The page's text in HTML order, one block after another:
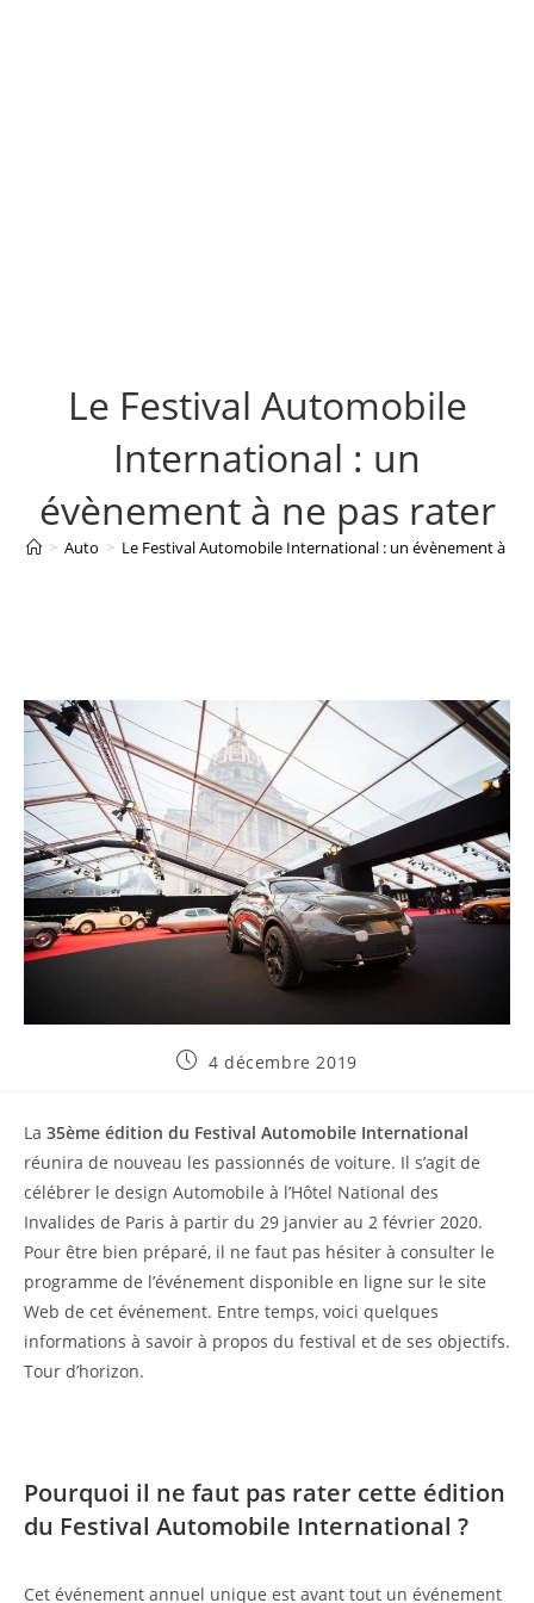
Le Festival Automobile
International : un
évènement à ne pas rater
> Auto > Le Festival Automobile International : un évènement à ne
Publication
4 décembre 2019
La 35ème édition du Festival Automobile International
réunira de nouveau les passionnés de voiture. Il s’agit de
célébrer le design Automobile à l’Hôtel National des
Invalides de Paris à partir du 29 janvier au 2 février 2020.
Pour être bien préparé, il ne faut pas hésiter à consulter le
programme de l’événement disponible en ligne sur le site
Web de cet événement. Entre temps, voici quelques
informations à savoir à propos du festival et de ses objectifs.
Tour d’horizon.
Pourquoi il ne faut pas rater cette édition
du Festival Automobile International ?
Cet événement annuel unique est avant tout un événement